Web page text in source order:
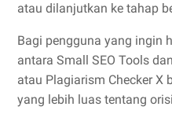
atau dilanjutkan ke tahap
Bagi pengguna yang ingin
antara Small SEO Tools
atau Plagiarism Checker X
yang lebih luas tentang